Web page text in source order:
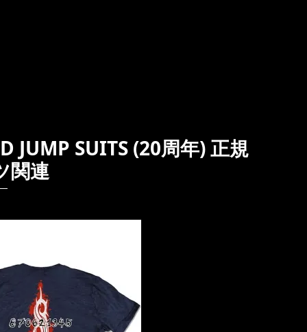
JUMP SUITS (20周年) 正規
関連